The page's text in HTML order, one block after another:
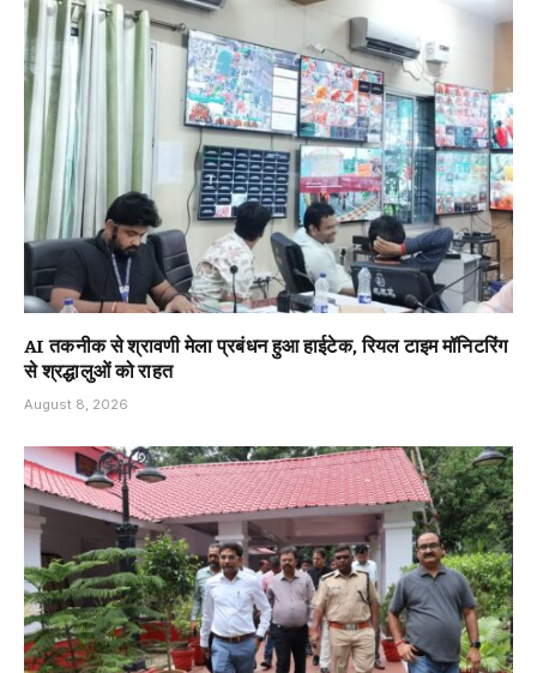
AI तकनीक से श्रावणी मेला प्रबंधन हुआ हाईटेक, रियल टाइम मॉनिटरिंग
से श्रद्धालुओं को राहत
August 8, 2026